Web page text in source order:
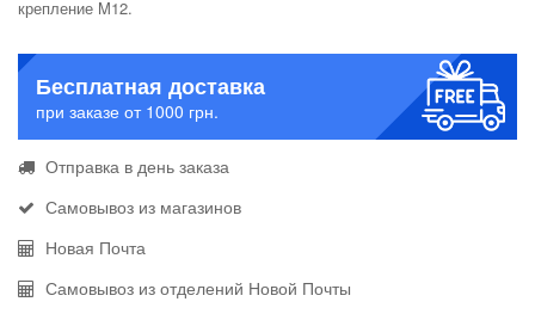
крепление M12.
Бесплатная доставка
при заказе от 1000 грн.
Отправка в день заказа
Самовывоз из магазинов
Новая Почта
Самовывоз из отделений Новой Почты